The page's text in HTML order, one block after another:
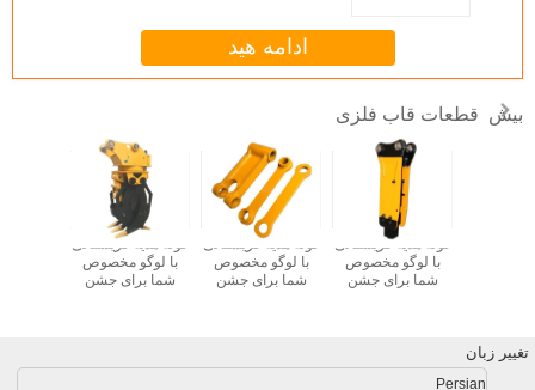
ادامه هید
بیش قطعات قاب فلزی
کوله هدیه کریستالی
با لوگو مخصوص
شما برای جشن
کوله هدیه کریستالی
با لوگو مخصوص
شما برای جشن
کوله هدیه کریستالی
با لوگو مخصوص
شما برای جشن
تغییر زبان
Persian